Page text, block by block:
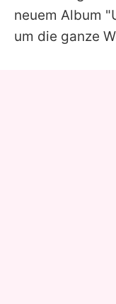
neuem Album
um die ganze